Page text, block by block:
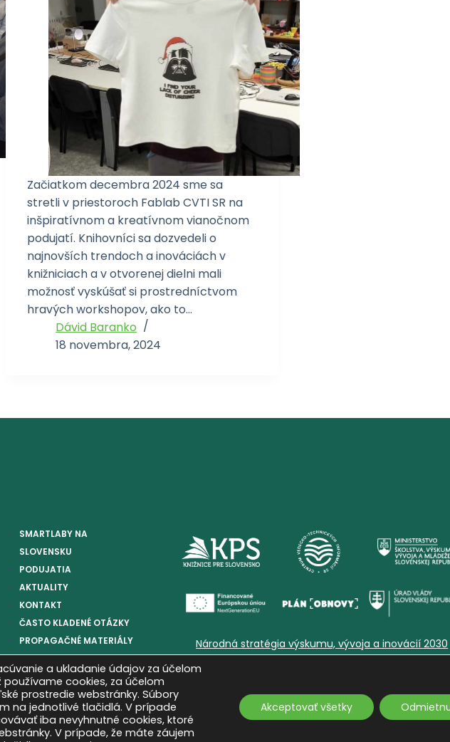
Začiatkom decembra 2024 sme sa
stretli v priestoroch Fablab CVTI SR na
inšpiratívnom a kreatívnom vianočnom
podujatí. Knihovníci sa dozvedeli o
najnovších trendoch a inováciách v
knižniciach a v otvorenej dielni mali
možnosť vyskúšať si prostredníctvom
hravých workshopov, ako to…
Dávid Baranko
18 novembra, 2024
SMARTLABY NA
SLOVENSKU
PODUJATIA
AKTUALITY
KONTAKT
ČASTO KLADENÉ OTÁZKY
PROPAGAČNÉ MATERIÁLY
Národná stratégia výskumu, vývoja a inovácií 2030
a ukladanie údajov za účelom
cookies, za účelom
prostredie webstránky. Súbory
na jednotlivé tlačidlá. V prípade
iba nevyhnutné cookies, ktoré
V prípade, že máte záujem
Akceptovať všetky